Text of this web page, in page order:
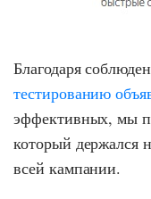
Благодаря
тестированию
эффективных, мы
который держался
всей кампании.